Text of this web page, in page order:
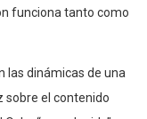
funciona tanto como
las dinámicas de una
sobre el contenido